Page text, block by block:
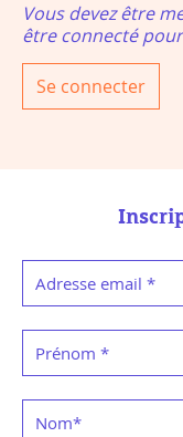
Vous devez être
être connecté
Se connecter
Adresse email *
Prénom *
Nom*